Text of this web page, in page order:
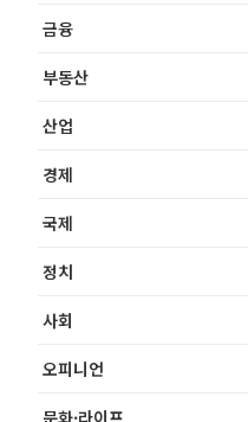
금융
부동산
산업
경제
국제
정치
사회
오피니언
문화·라이프